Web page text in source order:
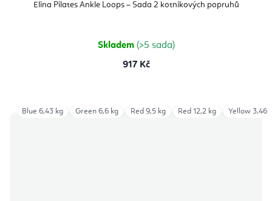
Elina Pilates Ankle Loops – Sada 2 kotníkových popruhů
Skladem (>5 sada)
917 Kč
Blue 6,43 kg Green 6,6 kg Red 9,5 kg Red 12,2 kg Yellow 3,46